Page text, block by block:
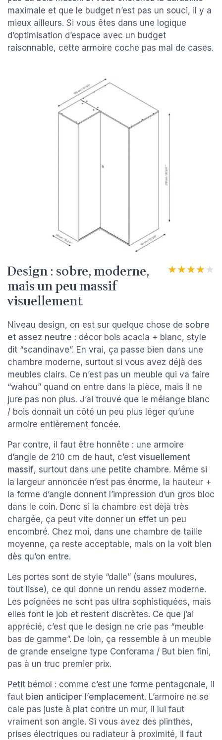
maximale et que le budget n’est pas un souci, il y a
mieux ailleurs. Si vous êtes dans une logique
d’optimisation d’espace avec un budget
raisonnable, cette armoire coche pas mal de cases.
Design : sobre, moderne,
mais un peu massif
visuellement
★★★★★
★★★★★
Niveau design, on est sur quelque chose de sobre
et assez neutre : décor bois acacia + blanc, style
dit “scandinave”. En vrai, ça passe bien dans une
chambre moderne, surtout si vous avez déjà des
meubles clairs. Ce n’est pas un meuble qui va faire
“wahou” quand on entre dans la pièce, mais il ne
jure pas non plus. J’ai trouvé que le mélange blanc
/ bois donnait un côté un peu plus léger qu’une
armoire entièrement foncée.
Par contre, il faut être honnête : une armoire
d’angle de 210 cm de haut, c’est visuellement
massif, surtout dans une petite chambre. Même si
la largeur annoncée n’est pas énorme, la hauteur +
la forme d’angle donnent l’impression d’un gros bloc
dans le coin. Donc si la chambre est déjà très
chargée, ça peut vite donner un effet un peu
encombré. Chez moi, dans une chambre de taille
moyenne, ça reste acceptable, mais on la voit bien
dès qu’on entre.
Les portes sont de style “dalle” (sans moulures,
tout lisse), ce qui donne un rendu assez moderne.
Les poignées ne sont pas ultra sophistiquées, mais
elles font le job et restent discrètes. Ce que j’ai
apprécié, c’est que le design ne crie pas “meuble
bas de gamme”. De loin, ça ressemble à un meuble
de grande enseigne type Conforama / But bien fini,
pas à un truc premier prix.
Petit bémol : comme c’est une forme pentagonale, il
faut bien anticiper l’emplacement. L’armoire ne se
cale pas juste à plat contre un mur, il lui faut
vraiment son angle. Si vous avez des plinthes,
prises électriques ou radiateur à proximité, il faut